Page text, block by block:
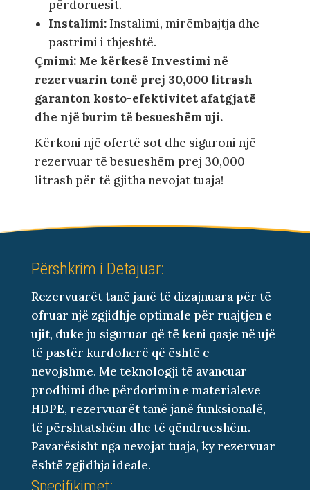
përdoruesit.
Instalimi:Instalimi, mirëmbajtja dhe
pastrimi i thjeshtë.
Çmimi: Me kërkesë Investimi në
rezervuarin tonë prej 30,000 litrash
garanton kosto-efektivitet afatgjatë
dhe një burim të besueshëm uji.
Kërkoni një ofertë sot dhe siguroni një
rezervuar të besueshëm prej 30,000
litrash për të gjitha nevojat tuaja!
Përshkrim i Detajuar:
Rezervuarët tanë janë të dizajnuara për të
ofruar një zgjidhje optimale për ruajtjen e
ujit, duke ju siguruar që të keni qasje në ujë
të pastër kurdoherë që është e
nevojshme. Me teknologji të avancuar
prodhimi dhe përdorimin e materialeve
HDPE, rezervuarët tanë janë funksionalë,
të përshtatshëm dhe të qëndrueshëm.
Pavarësisht nga nevojat tuaja, ky rezervuar
është zgjidhja ideale.